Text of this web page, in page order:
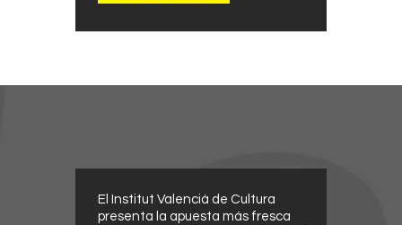
El Institut Valencià de Cultura
presenta la apuesta más fresca